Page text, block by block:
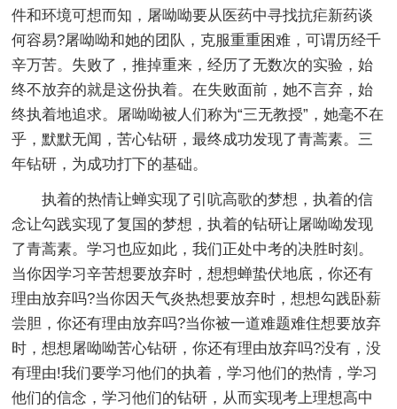
件和环境可想而知，屠呦呦要从医药中寻找抗疟新药谈
何容易?屠呦呦和她的团队，克服重重困难，可谓历经千
辛万苦。失败了，推掉重来，经历了无数次的实验，始
终不放弃的就是这份执着。在失败面前，她不言弃，始
终执着地追求。屠呦呦被人们称为“三无教授”，她毫不在
乎，默默无闻，苦心钻研，最终成功发现了青蒿素。三
年钻研，为成功打下的基础。
执着的热情让蝉实现了引吭高歌的梦想，执着的信
念让勾践实现了复国的梦想，执着的钻研让屠呦呦发现
了青蒿素。学习也应如此，我们正处中考的决胜时刻。
当你因学习辛苦想要放弃时，想想蝉蛰伏地底，你还有
理由放弃吗?当你因天气炎热想要放弃时，想想勾践卧薪
尝胆，你还有理由放弃吗?当你被一道难题难住想要放弃
时，想想屠呦呦苦心钻研，你还有理由放弃吗?没有，没
有理由!我们要学习他们的执着，学习他们的热情，学习
他们的信念，学习他们的钻研，从而实现考上理想高中